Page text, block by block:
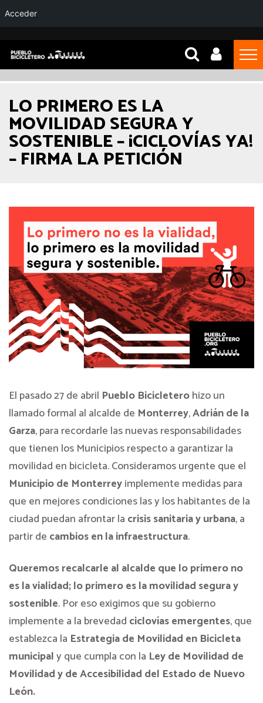
LO PRIMERO ES LA
MOVILIDAD SEGURA Y
SOSTENIBLE – ¡CICLOVÍAS YA!
– FIRMA LA PETICIÓN
El pasado 27 de abril Pueblo Bicicleterohizo un
llamado formal al alcalde de Monterrey,Adrián de la
Garza, para recordarle las nuevas responsabilidades
que tienen los Municipios respecto a garantizar la
movilidad en bicicleta. Consideramos urgente que el
Municipio de Monterreyimplemente medidas para
que en mejores condiciones las y los habitantes de la
ciudad puedan afrontar la crisissanitariayurbana, a
partir de cambios en lainfraestructura.
Queremos recalcarle al alcalde que lo primero no
es la vialidad; lo primero es la movilidad segura y
sostenible. Por eso exigimos que su gobierno
implemente a la brevedad ciclovías emergentes, que
establezca la Estrategia de Movilidad en Bicicleta
municipaly que cumpla con la Ley de Movilidad de
Movilidad y de Accesibilidad del Estado de Nuevo
León.
Acceder